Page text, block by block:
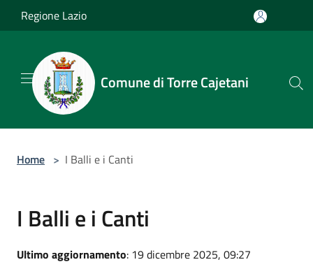
Salta al contenuto principale
Regione Lazio
Comune di Torre Cajetani
Home > I Balli e i Canti
I Balli e i Canti
Ultimo aggiornamento: 19 dicembre 2025, 09:27